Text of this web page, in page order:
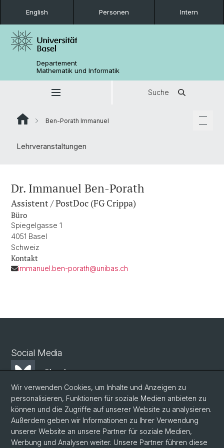
English Personen Intern
Departement
Mathematik und Informatik
Suche
Ben-Porath Immanuel
Lehrveranstaltungen
Dr. Immanuel Ben-Porath
Assistent / PostDoc (FG Crippa)
Büro
Spiegelgasse 1
4051 Basel
Schweiz
Kontakt
immanuel.ben-porath@unibas.ch
Social Media
Bluesky
Mastodon
LinkedIn
Wir verwenden Cookies, um Inhalte und Anzeigen zu
personalisieren, Funktionen für soziale Medien anbieten zu
können und die Zugriffe auf unserer Website zu analysieren.
Außerdem geben wir Informationen zu Ihrer Verwendung
unserer Website an unsere Partner für soziale Medien,
Werbung und Analysen weiter. Unsere Partner führen diese